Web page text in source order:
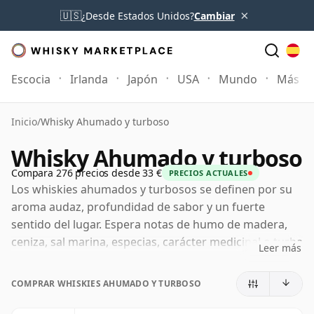
🇺🇸¿Desde Estados Unidos?Cambiar ×
Escocia Irlanda Japón USA Mundo Más
Inicio/Whisky Ahumado y turboso
Whisky Ahumado y turboso
Compara 276 precios desde 33 € PRECIOS ACTUALES
Los whiskies ahumados y turbosos se definen por su
aroma audaz, profundidad de sabor y un fuerte
sentido del lugar. Espera notas de humo de madera,
ceniza, sal marina, especias, carácter medicinal o turba
malta por debajo. Estos son whiskies con presencia y
Leer más
COMPRAR WHISKIES AHUMADO Y TURBOSO